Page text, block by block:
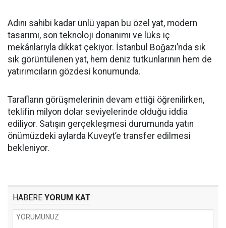
Adını sahibi kadar ünlü yapan bu özel yat, modern
tasarımı, son teknoloji donanımı ve lüks iç
mekânlarıyla dikkat çekiyor. İstanbul Boğazı’nda sık
sık görüntülenen yat, hem deniz tutkunlarının hem de
yatırımcıların gözdesi konumunda.
Tarafların görüşmelerinin devam ettiği öğrenilirken,
teklifin milyon dolar seviyelerinde olduğu iddia
ediliyor. Satışın gerçekleşmesi durumunda yatın
önümüzdeki aylarda Kuveyt’e transfer edilmesi
bekleniyor.
HABERE YORUM KAT